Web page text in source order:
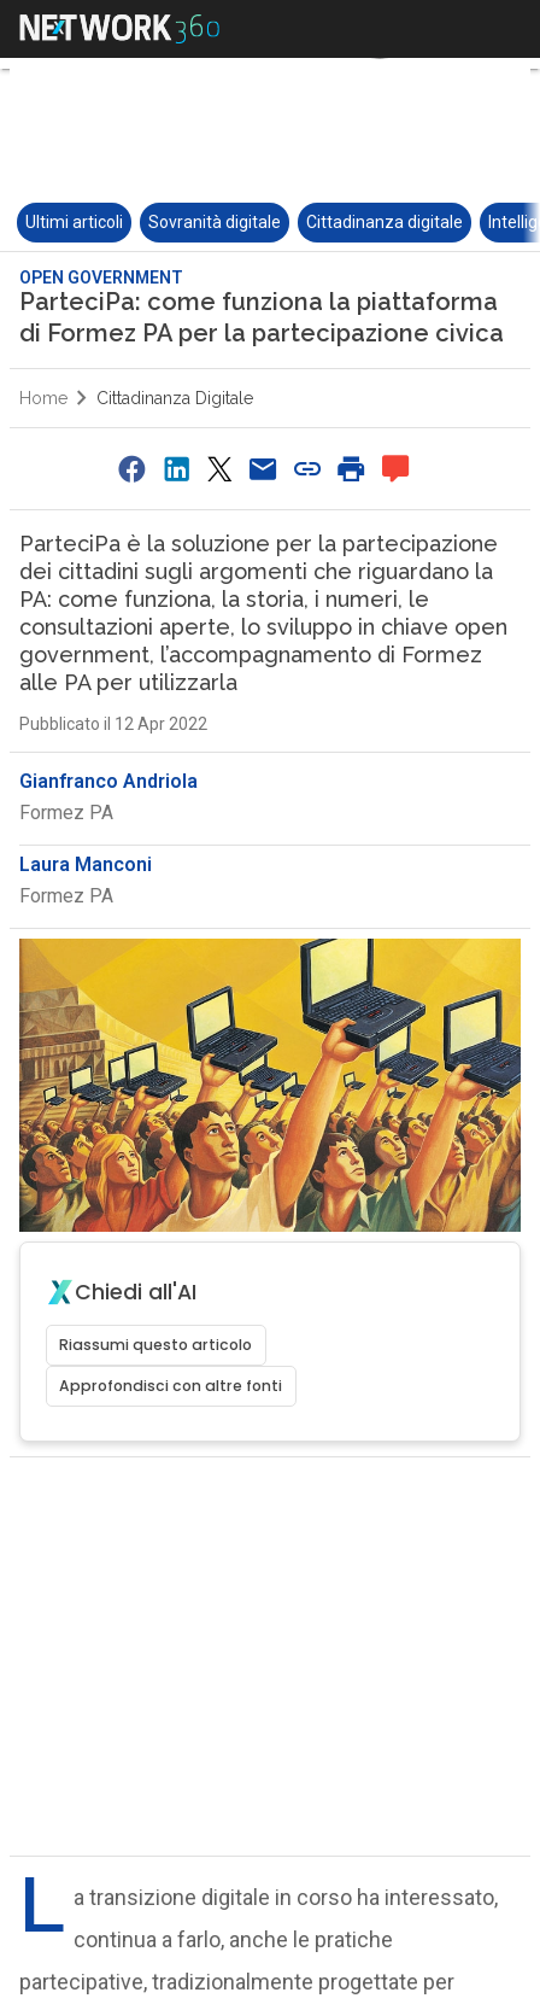
Ultimi articoli Sovranità digitale Cittadinanza digitale
OPEN GOVERNMENT
ParteciPa: come funziona la piattaforma
di Formez PA per la partecipazione civica
Home Cittadinanza Digitale
ParteciPa è la soluzione per la partecipazione
dei cittadini sugli argomenti che riguardano la
PA: come funziona, la storia, i numeri, le
consultazioni aperte, lo sviluppo in chiave open
government, l’accompagnamento di Formez
alle PA per utilizzarla
Pubblicato il 12 Apr 2022
Gianfranco Andriola
Formez PA
Laura Manconi
Formez PA
Chiedi all'AI
Riassumi questo articolo
Approfondisci con altre fonti
L a transizione digitale in corso ha interessato,
continua a farlo, anche le pratiche
partecipative, tradizionalmente progettate per